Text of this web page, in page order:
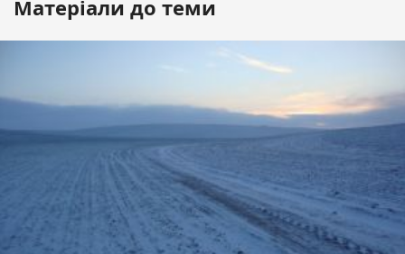
Матеріали до теми